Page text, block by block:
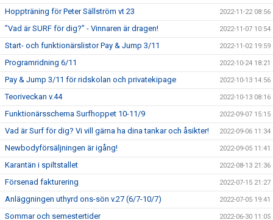
Hoppträning för Peter Sällström vt 23 2022-11-22 08:56
”Vad är SURF för dig?” - Vinnaren är dragen! 2022-11-07 10:54
Start- och funktionärslistor Pay & Jump 3/11 2022-11-02 19:59
Programridning 6/11 2022-10-24 18:21
Pay & Jump 3/11 för ridskolan och privatekipage 2022-10-13 14:56
Teoriveckan v.44 2022-10-13 08:16
Funktionärsschema Surfhoppet 10-11/9 2022-09-07 15:15
Vad är Surf för dig? Vi vill gärna ha dina tankar och åsikter! 2022-09-06 11:34
Newbodyförsäljningen är igång! 2022-09-05 11:41
Karantän i spiltstallet 2022-08-13 21:36
Försenad fakturering 2022-07-15 21:27
Anläggningen uthyrd ons-sön v.27 (6/7-10/7) 2022-07-05 19:41
Sommar och semestertider 2022-06-30 11:05